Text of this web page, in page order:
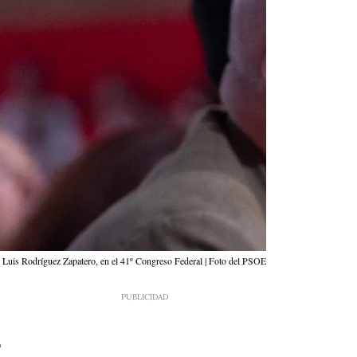
Luis Rodríguez Zapatero, en el 41º Congreso Federal | Foto del PSOE